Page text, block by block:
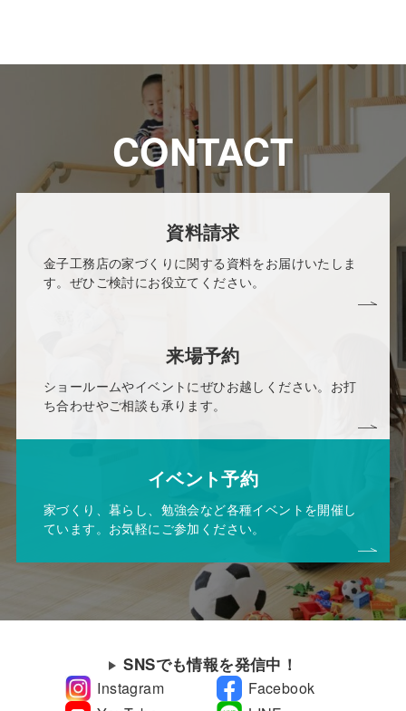
CONTACT
資料請求
金子工務店の家づくりに関する資料をお届けいたしま
す。ぜひご検討にお役立てください。
来場予約
ショールームやイベントにぜひお越しください。お打
ち合わせやご相談も承ります。
イベント予約
家づくり、暮らし、勉強会など各種イベントを開催し
ています。お気軽にご参加ください。
SNSでも情報を発信中！
Instagram
Facebook